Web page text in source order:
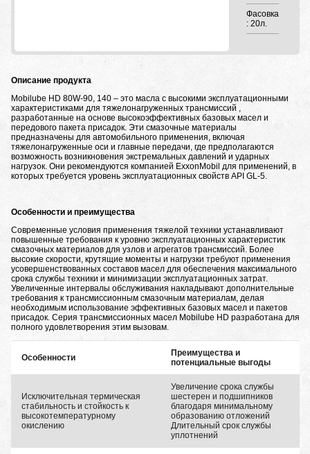
Фасовка
: 20л.
Описание продукта
Mobilube HD 80W-90, 140 – это масла с высокими эксплуатационными
характеристиками для тяжелонагруженных трансмиссий ,
разработанные на основе высокоэффективных базовых масел и
передового пакета присадок. Эти смазочные материалы
предназначены для автомобильного применения, включая
тяжелонагруженные оси и главные передачи, где предполагаются
возможность возникновения экстремальных давлений и ударных
нагрузок. Они рекомендуются компанией ExxonMobil для применений, в
которых требуется уровень эксплуатационных свойств API GL-5.
Особенности и преимущества
Современные условия применения тяжелой техники устанавливают
повышенные требования к уровню эксплуатационных характеристик
смазочных материалов для узлов и агрегатов трансмиссий. Более
высокие скорости, крутящие моменты и нагрузки требуют применения
усовершенствованных составов масел для обеспечения максимального
срока службы техники и минимизации эксплуатационных затрат.
Увеличенные интервалы обслуживания накладывают дополнительные
требования к трансмиссионным смазочным материалам, делая
необходимым использование эффективных базовых масел и пакетов
присадок. Серия трансмиссионных масел Mobilube HD разработана для
полного удовлетворения этим вызовам.
Особенности
Преимущества и
потенциальные выгоды
Исключительная термическая
стабильность и стойкость к
высокотемпературному
окислению
Увеличение срока службы
шестерен и подшипников
благодаря минимальному
образованию отложений
Длительный срок службы
уплотнений